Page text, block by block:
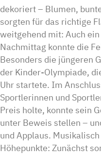
dekoriert – Blumen,
sorgten für das richtige
weitgehend mit: Auch
Nachmittag konnte die
Besonders die jüngeren
der Kinder-Olympiade,
Uhr startete. Im
Sportlerinnen und
Preis holte, konnte sein
unter Beweis stellen –
und Applaus.
Höhepunkte: Zunächst